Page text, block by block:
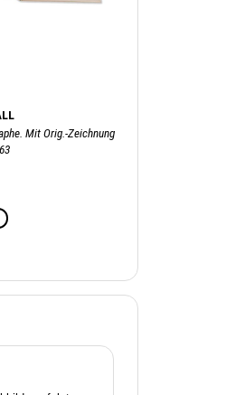
Mit Orig.-Zeichnung